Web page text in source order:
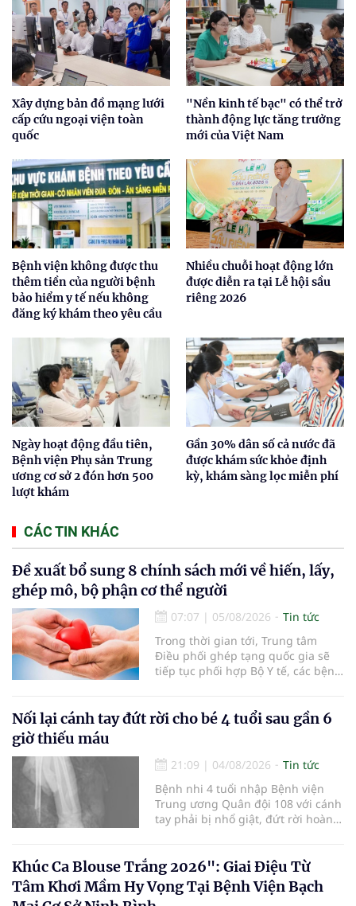
Xây dựng bản đồ mạng lưới
cấp cứu ngoại viện toàn
quốc
"Nền kinh tế bạc" có thể trở
thành động lực tăng trưởng
mới của Việt Nam
Bệnh viện không được thu
thêm tiền của người bệnh
bảo hiểm y tế nếu không
đăng ký khám theo yêu cầu
Nhiều chuỗi hoạt động lớn
được diễn ra tại Lễ hội sầu
riêng 2026
Ngày hoạt động đầu tiên,
Bệnh viện Phụ sản Trung
ương cơ sở 2 đón hơn 500
lượt khám
Gần 30% dân số cả nước đã
được khám sức khỏe định
kỳ, khám sàng lọc miễn phí
CÁC TIN KHÁC
Đề xuất bổ sung 8 chính sách mới về hiến, lấy,
ghép mô, bộ phận cơ thể người
07:07 | 05/08/2026
Tin tức
Trong thời gian tới, Trung tâm
Điều phối ghép tạng quốc gia sẽ
tiếp tục phối hợp Bộ Y tế, các bệnh
cường truyền thông, hoàn thiện
quy trình chuyên môn và hệ thống
hiến và ghép mô tạng.
Nối lại cánh tay đứt rời cho bé 4 tuổi sau gần 6
giờ thiếu máu
21:09 | 04/08/2026
Tin tức
Bệnh nhi 4 tuổi nhập Bệnh viện
Trung ương Quân đội 108 với cánh
tay phải bị nhổ giật, đứt rời hoàn
thương nặng và thời gian thiếu
máu kéo dài, các bác sĩ đã tái lập
tuần hoàn thành công sau ca vi
Khúc Ca Blouse Trắng 2026": Giai Điệu Từ
Tâm Khơi Mầm Hy Vọng Tại Bệnh Viện Bạch